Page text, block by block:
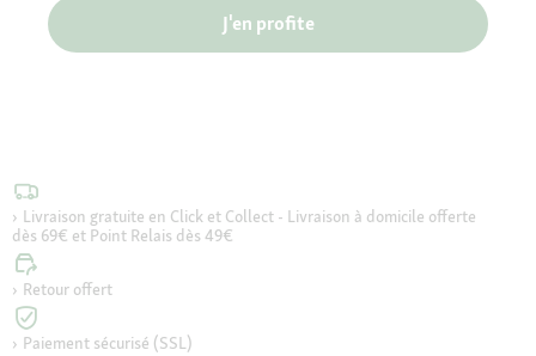
J'en profite
Livraison gratuite en Click et Collect - Livraison à domicile offerte
dès 69€ et Point Relais dès 49€
Retour offert
Paiement sécurisé (SSL)